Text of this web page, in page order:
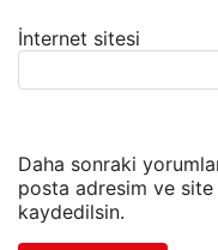
İnternet sitesi
Daha sonraki
posta adresim ve site
kaydedilsin.